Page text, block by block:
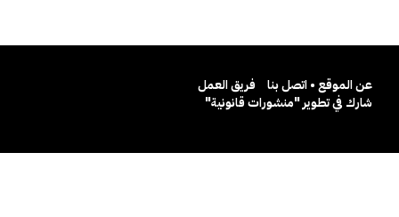
عن الموقع • اتصل بنا
فريق العمل
شارك في تطوير "منشورات قانونية"